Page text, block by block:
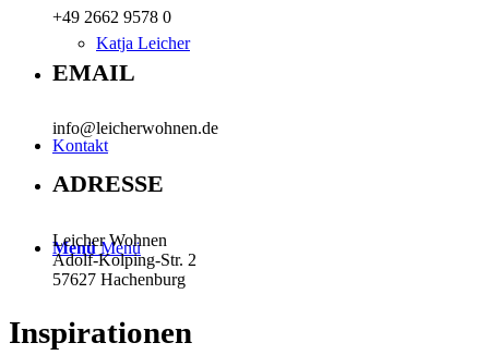
Katja Leicher
Kontakt
Menü Menü
+49 2662 9578 0
EMAIL
info@leicherwohnen.de
ADRESSE
Leicher Wohnen
Adolf-Kolping-Str. 2
57627 Hachenburg
Inspirationen